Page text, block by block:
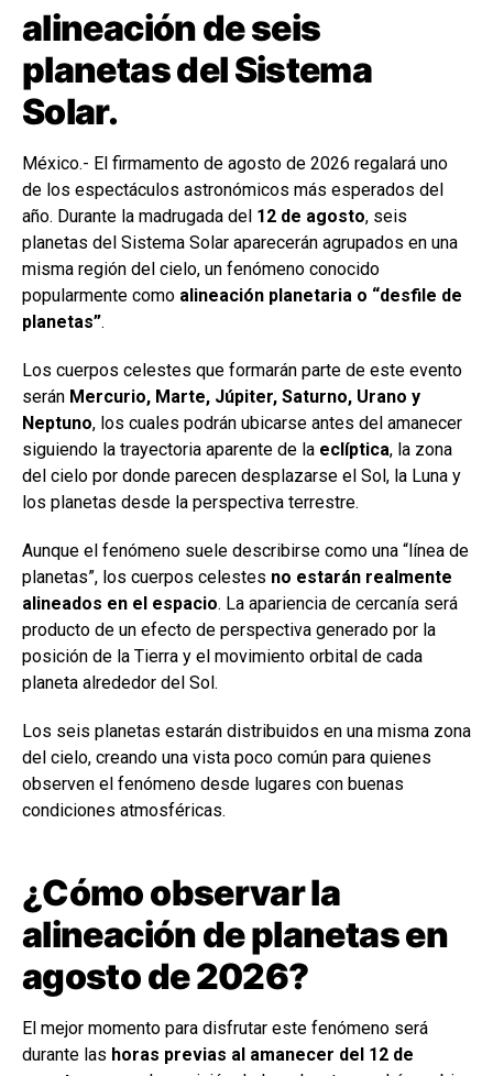
alineación de seis
planetas del Sistema
Solar.
México.- El firmamento de agosto de 2026 regalará uno
de los espectáculos astronómicos más esperados del
año. Durante la madrugada del 12 de agosto, seis
planetas del Sistema Solar aparecerán agrupados en una
misma región del cielo, un fenómeno conocido
popularmente como alineación planetaria o “desfile de
planetas”.
Los cuerpos celestes que formarán parte de este evento
serán Mercurio, Marte, Júpiter, Saturno, Urano y
Neptuno, los cuales podrán ubicarse antes del amanecer
siguiendo la trayectoria aparente de la eclíptica, la zona
del cielo por donde parecen desplazarse el Sol, la Luna y
los planetas desde la perspectiva terrestre.
Aunque el fenómeno suele describirse como una “línea de
planetas”, los cuerpos celestes no estarán realmente
alineados en el espacio. La apariencia de cercanía será
producto de un efecto de perspectiva generado por la
posición de la Tierra y el movimiento orbital de cada
planeta alrededor del Sol.
Los seis planetas estarán distribuidos en una misma zona
del cielo, creando una vista poco común para quienes
observen el fenómeno desde lugares con buenas
condiciones atmosféricas.
¿Cómo observar la
alineación de planetas en
agosto de 2026?
El mejor momento para disfrutar este fenómeno será
durante las horas previas al amanecer del 12 de